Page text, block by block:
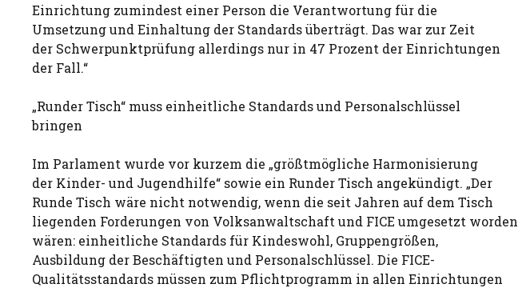
Einrichtung zumindest einer Person die Verantwortung für die
Umsetzung und Einhaltung der Standards überträgt. Das war zur Zeit
der Schwerpunktprüfung allerdings nur in 47 Prozent der Einrichtungen
der Fall.“
„Runder Tisch“ muss einheitliche Standards und Personalschlüssel
bringen
Im Parlament wurde vor kurzem die „größtmögliche Harmonisierung
der Kinder- und Jugendhilfe“ sowie ein Runder Tisch angekündigt. „Der
Runde Tisch wäre nicht notwendig, wenn die seit Jahren auf dem Tisch
liegenden Forderungen von Volksanwaltschaft und FICE umgesetzt worden
wären: einheitliche Standards für Kindeswohl, Gruppengrößen,
Ausbildung der Beschäftigten und Personalschlüssel. Die FICE-
Qualitätsstandards müssen zum Pflichtprogramm in allen Einrichtungen